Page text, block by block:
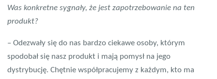
Was konkretne sygnały, że jest zapotrzebowanie na ten
produkt?
– Odezwały się do nas bardzo ciekawe osoby, którym
spodobał się nasz produkt i mają pomysł na jego
dystrybucję. Chętnie współpracujemy z każdym, kto ma